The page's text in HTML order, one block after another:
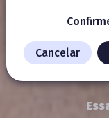
Cancelar